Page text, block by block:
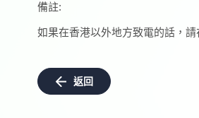
備註:
如果在香港以外地方致電的話，
返回